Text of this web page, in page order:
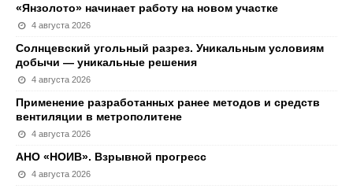
«Янзолото» начинает работу на новом участке
4 августа 2026
Солнцевский угольный разрез. Уникальным условиям
добычи — уникальные решения
4 августа 2026
Применение разработанных ранее методов и средств
вентиляции в метрополитене
4 августа 2026
АНО «НОИВ». Взрывной прогресс
4 августа 2026